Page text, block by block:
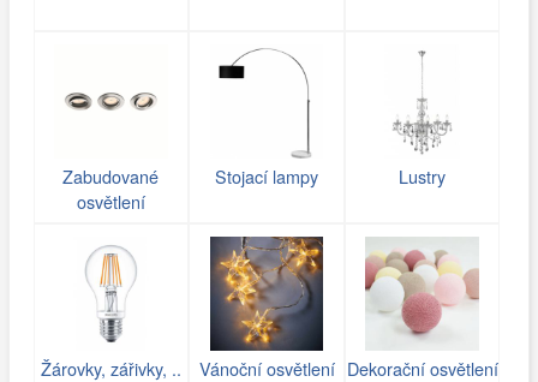
Zabudované
osvětlení
Stojací lampy Lustry
Žárovky, zářivky, .. Vánoční osvětlení Dekorační osvětlení